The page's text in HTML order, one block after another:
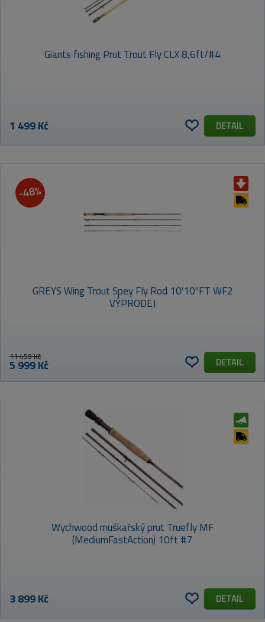
Giants fishing Prut Trout Fly CLX 8,6ft/#4
1 499 Kč DETAIL
-48%
GREYS Wing Trout Spey Fly Rod 10'10"FT WF2
VÝPRODEJ
11 459 Kč
5 999 Kč DETAIL
Wychwood muškařský prut Truefly MF
(MediumFastAction) 10ft #7
3 899 Kč DETAIL